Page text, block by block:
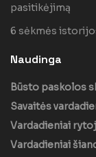
pasitikėjimą
6 sėkmės
Naudinga
Būsto paskolos
Savaitės
Vardadieniai
Vardadieniai